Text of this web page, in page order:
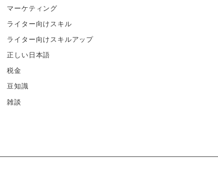
マーケティング
ライター向けスキル
ライター向けスキルアップ
正しい日本語
税金
豆知識
雑談